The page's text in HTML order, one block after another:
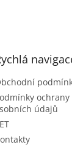
ochrany
údajů